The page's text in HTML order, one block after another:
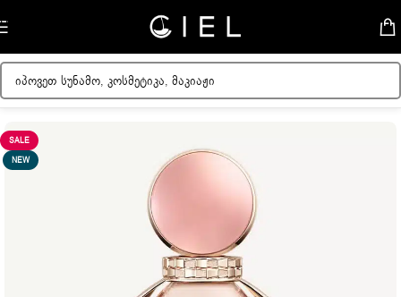
Skip to navigation
მთავარი/ქალის სუნამოები
SALE
NEW